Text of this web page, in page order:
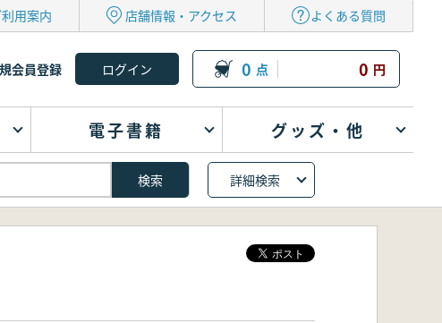
利用案内 店舗情報・アクセス よくある質問
会員登録 0 点 0 円
電子書籍 グッズ・他
詳細検索